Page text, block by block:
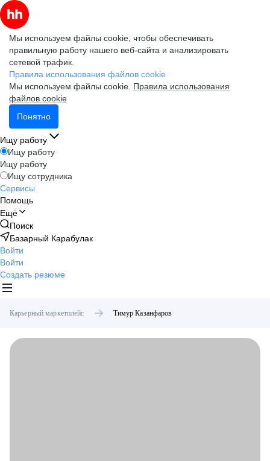
Мы используем файлы cookie, чтобы обеспечивать
правильную работу нашего веб-сайта и анализировать
сетевой трафик.
Правила использования файлов cookie
Мы используем файлы cookie. Правила использования
файлов cookie
Понятно
Ищу работу
Ищу работу
Ищу работу
Ищу сотрудника
Сервисы
Помощь
Ещё
Поиск
Базарный Карабулак
Войти
Войти
Создать резюме
Карьерный маркетплейс Тимур Казанфаров